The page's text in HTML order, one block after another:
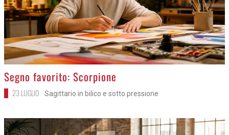
>
Segno favorito: Scorpione
23 LUGLIO Sagittario in bilico e sotto pressione